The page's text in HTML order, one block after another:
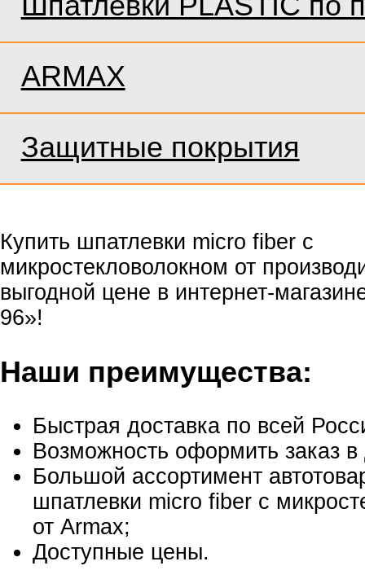
ARMAX
Защитные покрытия
Купить шпатлевки micro fiber с
микростекловолокном от
выгодной цене в интернет-
96»!
Наши преимущества:
Быстрая доставка по всей
Возможность оформить заказ в
Большой ассортимент
шпатлевки micro fiber с
от Armax;
Доступные цены.